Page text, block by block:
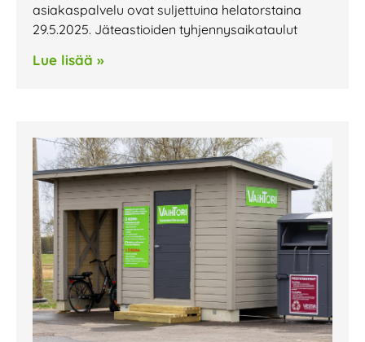
asiakaspalvelu ovat suljettuina helatorstaina
29.5.2025. Jäteastioiden tyhjennysaikataulut
Lue lisää »